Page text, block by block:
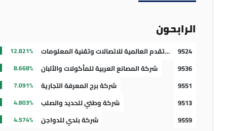
أسعار
منذ 10 ساعات
المتداولون
منذ 10 ساعات
الرابحون
9524 شركة تقدم العالمية للاتصالات وتقنية المعلومات 12.821%
9536 شركة المصانع العربية للمأكولات والألبان 8.668%
9551 شركة برج المعرفة التجارية 7.091%
9513 شركة وطني للحديد والصلب 4.803%
9559 شركة بلدي للدواجن 4.574%